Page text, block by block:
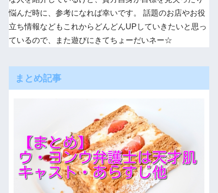
悩んだ時に、参考になれば幸いです。 話題のお店やお役
立ち情報などもこれからどんどんUPしていきたいと思っ
ているので、また遊びにきてちょーだいネー☆
まとめ記事